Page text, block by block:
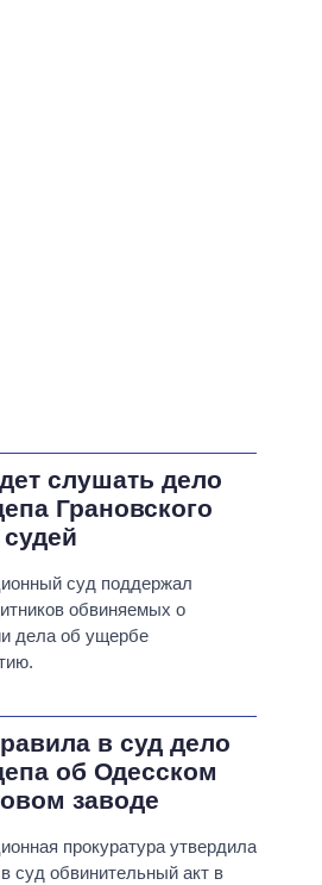
слушать дело
Грановского
суд поддержал
обвиняемых о
дела об ущербе
в суд дело
об Одесском
заводе
прокуратура утвердила
суд обвинительный акт в